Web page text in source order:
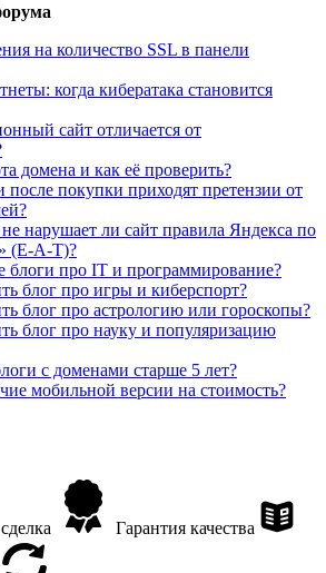
на количество SSL в панели
когда кибератака становится
сайт отличается от
домена и как её проверить?
после покупки приходят претензии от
нарушает ли сайт правила Яндекса по
(E-A-T)?
блоги про IT и программирование?
блог про игры и киберспорт?
блог про астрологию или гороскопы?
блог про науку и популяризацию
с доменами старше 5 лет?
мобильной версии на стоимость?
Гарантия качества